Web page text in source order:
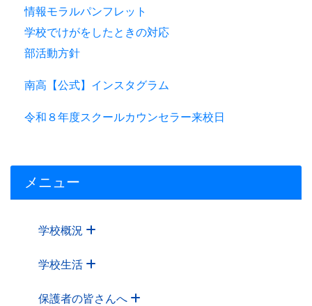
情報モラルパンフレット
学校でけがをしたときの対応
部活動方針
南高【公式】インスタグラム
令和８年度スクールカウンセラー来校日
メニュー
学校概況
学校生活
保護者の皆さんへ